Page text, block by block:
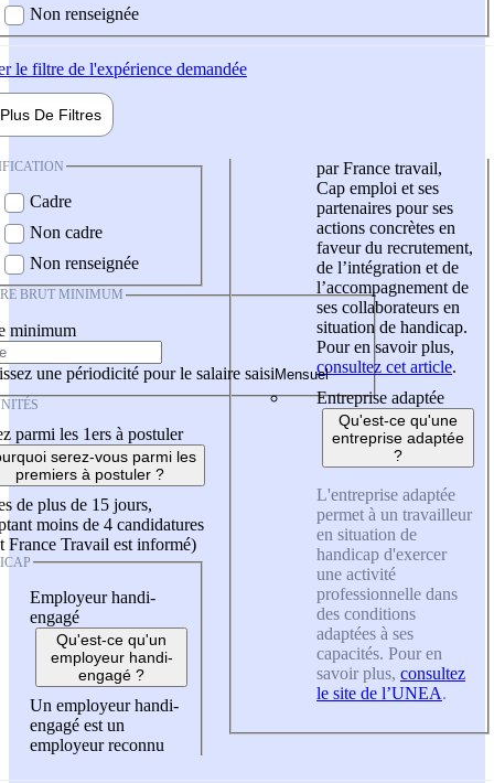
Non renseignée
le filtre de l'expérience demandée
Plus De Filtres
Cadre
Non cadre
Non renseignée
BRUT MINIMUM
minimum
une périodicité pour le salaire saisi
parmi les 1ers à postuler
serez-vous parmi les
premiers à postuler ?
de plus de 15 jours,
moins de 4 candidatures
France Travail est informé)
Employeur handi-
engagé
Qu'est-ce qu'un
employeur handi-
engagé ?
Un employeur handi-
engagé est un
employeur reconnu
par France travail,
Cap emploi et ses
partenaires pour ses
actions concrètes en
faveur du recrutement,
de l’intégration et de
l’accompagnement de
ses collaborateurs en
situation de handicap.
Pour en savoir plus,
consultez cet article.
Entreprise adaptée
Qu'est-ce qu'une
entreprise adaptée
?
L'entreprise adaptée
permet à un travailleur
en situation de
handicap d'exercer
une activité
professionnelle dans
des conditions
adaptées à ses
capacités. Pour en
savoir plus, consultez
le site de l’UNEA.